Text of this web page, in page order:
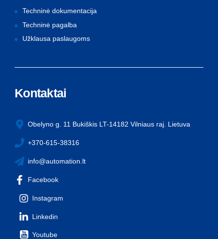
Techninė dokumentacija
Techninė pagalba
Užklausa paslaugoms
Kontaktai
Obelyno g. 11 Bukiškis LT-14182 Vilniaus raj. Lietuva
+370-615-38316
info@automation.lt
Facebook
Instagram
Linkedin
Youtube